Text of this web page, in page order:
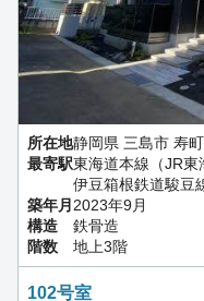
所在地静岡県 三島市 寿町
最寄駅東海道本線（JR東
伊豆箱根鉄道駿豆
築年月 2023年9月
構造
鉄骨造
階数
地上3階
102号室